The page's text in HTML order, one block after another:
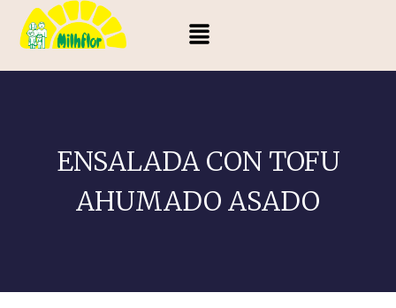
ENSALADA CON TOFU
AHUMADO ASADO